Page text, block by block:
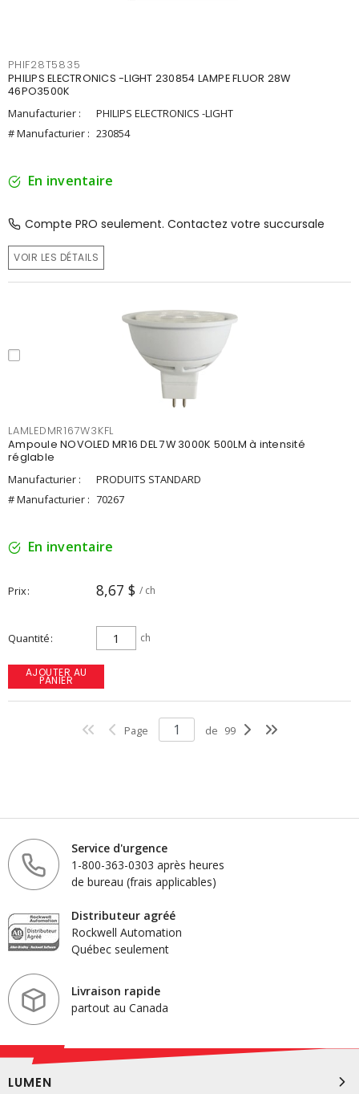
PHIF28T5835
PHILIPS ELECTRONICS -LIGHT 230854 LAMPE FLUOR 28W
46PO3500K
Manufacturier :
PHILIPS ELECTRONICS -LIGHT
# Manufacturier : 230854
En inventaire
Compte PRO seulement. Contactez votre succursale
VOIR LES DÉTAILS
LAMLEDMR167W3KFL
Ampoule NOVOLED MR16 DEL 7W 3000K 500LM à intensité
réglable
Manufacturier :
PRODUITS STANDARD
# Manufacturier : 70267
En inventaire
Prix 8,67 $ / ch
Quantité ch
AJOUTER AU
PANIER
Page de 99
Service d'urgence
1-800-363-0303 après heures
de bureau (frais applicables)
Distributeur agréé
Rockwell Automation
Québec seulement
Livraison rapide
partout au Canada
LUMEN